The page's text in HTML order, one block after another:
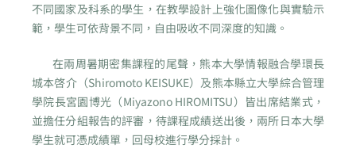
不同國家及科系的學生，在教學設計上強化圖像化與實驗示
範，學生可依背景不同，自由吸收不同深度的知識。
在兩周暑期密集課程的尾聲，熊本大學情報融合學環長
城本啓介（Shiromoto KEISUKE）及熊本縣立大學綜合管理
學院長宮園博光（Miyazono HIROMITSU）皆出席結業式，
並擔任分組報告的評審，待課程成績送出後，兩所日本大學
學生就可憑成績單，回母校進行學分採計。